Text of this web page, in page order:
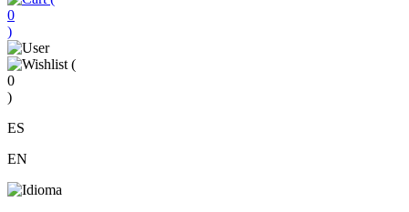
0
)
(
0
)
ES
EN